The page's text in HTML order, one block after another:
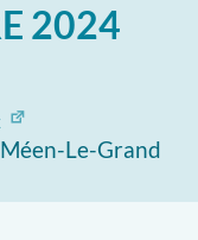
2024
Le-Grand